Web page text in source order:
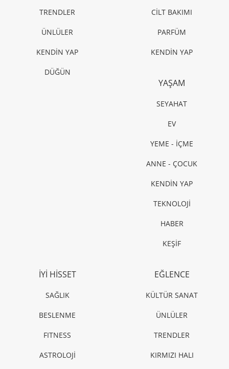
TRENDLER
ÜNLÜLER
KENDİN YAP
DÜĞÜN
CİLT BAKIMI
PARFÜM
KENDİN YAP
YAŞAM
SEYAHAT
EV
YEME - İÇME
ANNE - ÇOCUK
KENDİN YAP
TEKNOLOJİ
HABER
KEŞİF
İYİ HİSSET
SAĞLIK
BESLENME
FITNESS
ASTROLOJİ
EĞLENCE
KÜLTÜR SANAT
ÜNLÜLER
TRENDLER
KIRMIZI HALI